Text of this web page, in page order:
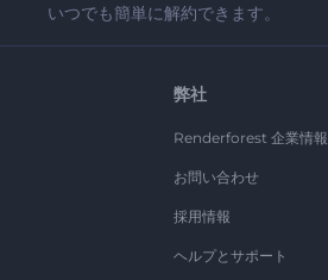
いつでも簡単に解約できます。
弊社
Renderforest 企業情報
お問い合わせ
採用情報
ヘルプとサポート